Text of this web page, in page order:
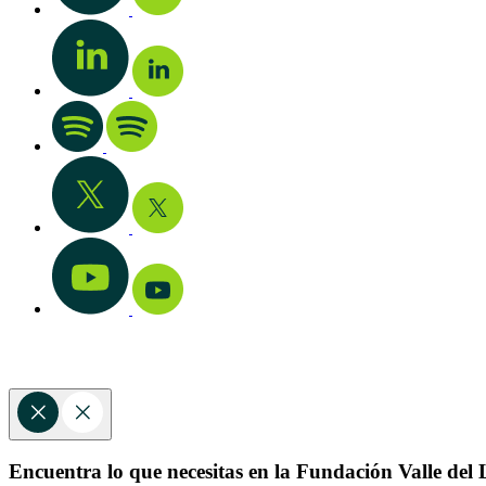
Encuentra lo que necesitas en la Fundación Valle del